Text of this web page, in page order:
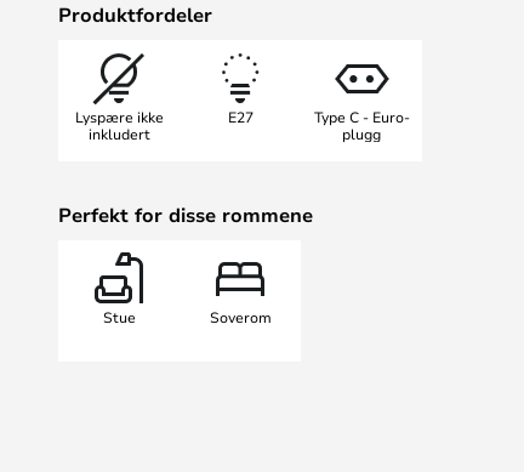
Produktfordeler
Lyspære ikke
inkludert
E27
Type C - Euro-
plugg
Perfekt for disse rommene
Stue Soverom